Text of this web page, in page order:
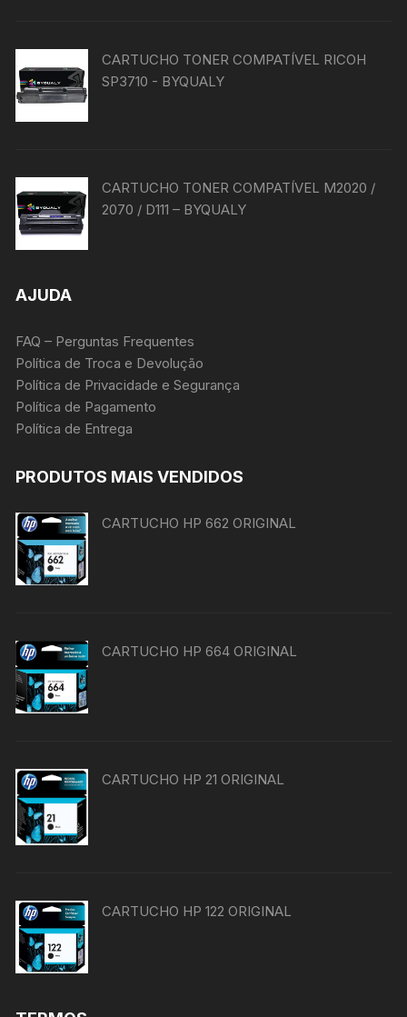
CARTUCHO TONER COMPATÍVEL RICOH
SP3710 - BYQUALY
CARTUCHO TONER COMPATÍVEL M2020 /
2070 / D111 – BYQUALY
AJUDA
FAQ – Perguntas Frequentes
Política de Troca e Devolução
Política de Privacidade e Segurança
Política de Pagamento
Política de Entrega
PRODUTOS MAIS VENDIDOS
CARTUCHO HP 662 ORIGINAL
CARTUCHO HP 664 ORIGINAL
CARTUCHO HP 21 ORIGINAL
CARTUCHO HP 122 ORIGINAL